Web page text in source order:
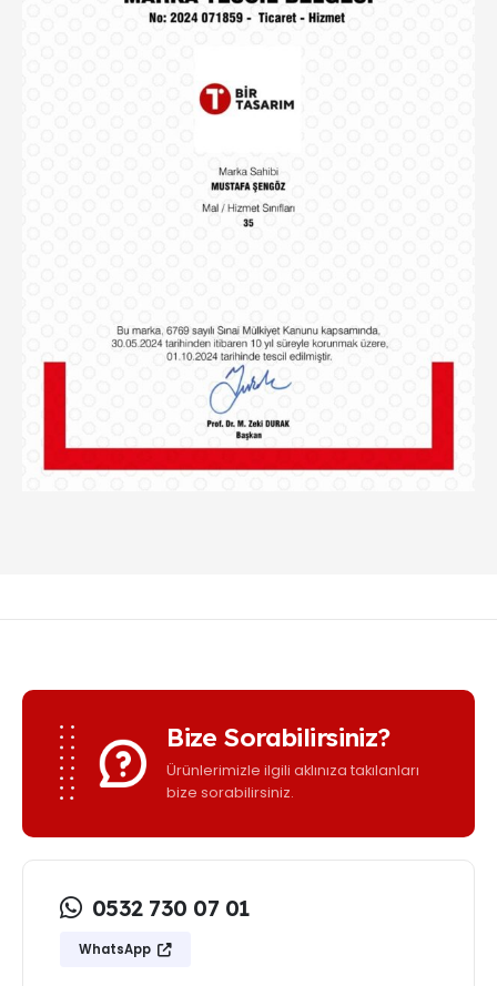
Bize Sorabilirsiniz?
Ürünlerimizle ilgili aklınıza takılanları
bize sorabilirsiniz.
0532 730 07 01
WhatsApp